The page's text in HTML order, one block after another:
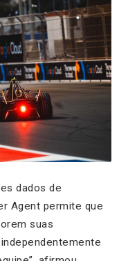
dados de
Agent permite que
suas